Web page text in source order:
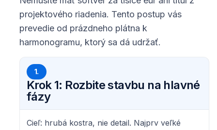
projektového riadenia. Tento postup vás
prevedie od prázdneho plátna k
harmonogramu, ktorý sa dá udržať.
1.
Krok 1: Rozbite stavbu na hlavné
fázy
Cieľ: hrubá kostra, nie detail. Najprv veľké